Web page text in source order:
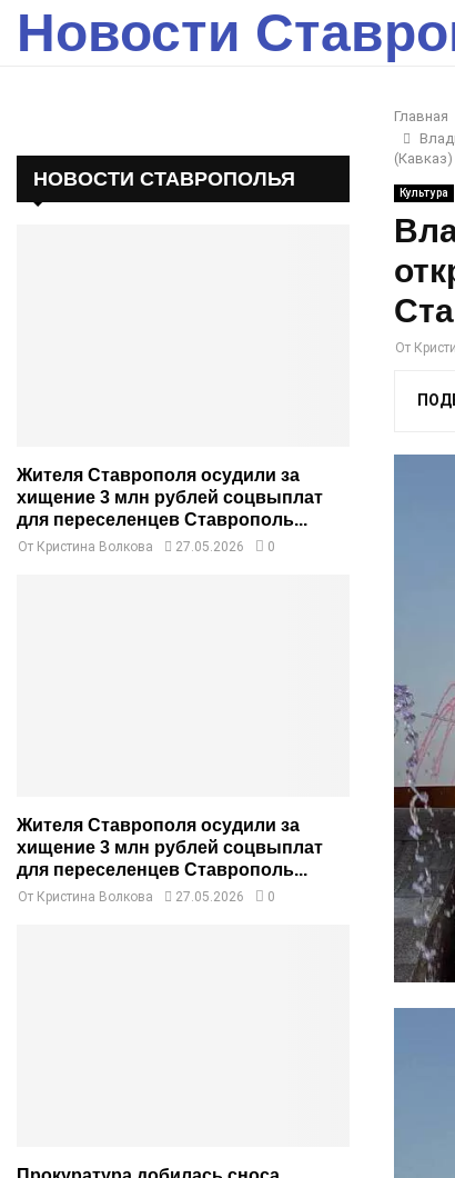
Новости
Главная
(Кавказ)
Культура
От
НОВОСТИ СТАВРОПОЛЬЯ
Жителя Ставрополя осудили за
хищение 3 млн рублей соцвыплат
для переселенцев Ставрополь...
От Кристина Волкова 27.05.2026 0
Жителя Ставрополя осудили за
хищение 3 млн рублей соцвыплат
для переселенцев Ставрополь...
От Кристина Волкова 27.05.2026 0